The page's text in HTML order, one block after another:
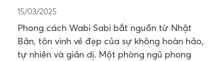
15/03/2025
Phong cách Wabi Sabi bắt nguồn từ Nhật
Bản, tôn vinh vẻ đẹp của sự không hoàn hảo,
tự nhiên và giản dị. Một phòng ngủ phong